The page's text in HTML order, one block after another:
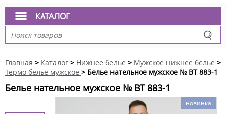
КАТАЛОГ
Главная > Каталог > Нижнее белье > Мужское нижнее белье >
Термо белье мужское > Белье нательное мужское № BT 883-1
Белье нательное мужское № BT 883-1
новинка